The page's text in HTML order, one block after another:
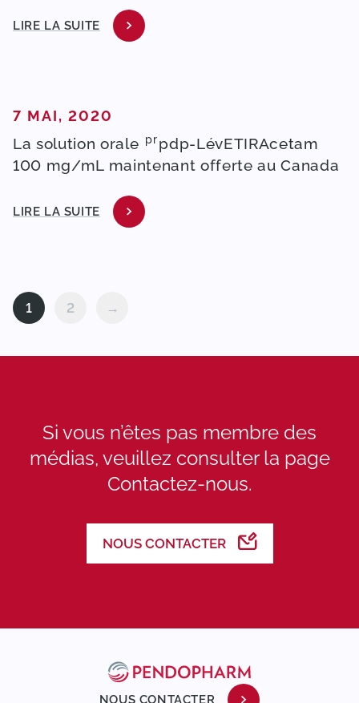
LIRE LA SUITE
PUBLIÉ DANS
7 MAI, 2020
La solution orale prpdp-LévETIRAcetam
100 mg/mL maintenant offerte au Canada
LIRE LA SUITE
1 2 →
Si vous n’êtes pas membre des
médias, veuillez consulter la page
Contactez-nous.
NOUS CONTACTER
NOUS CONTACTER